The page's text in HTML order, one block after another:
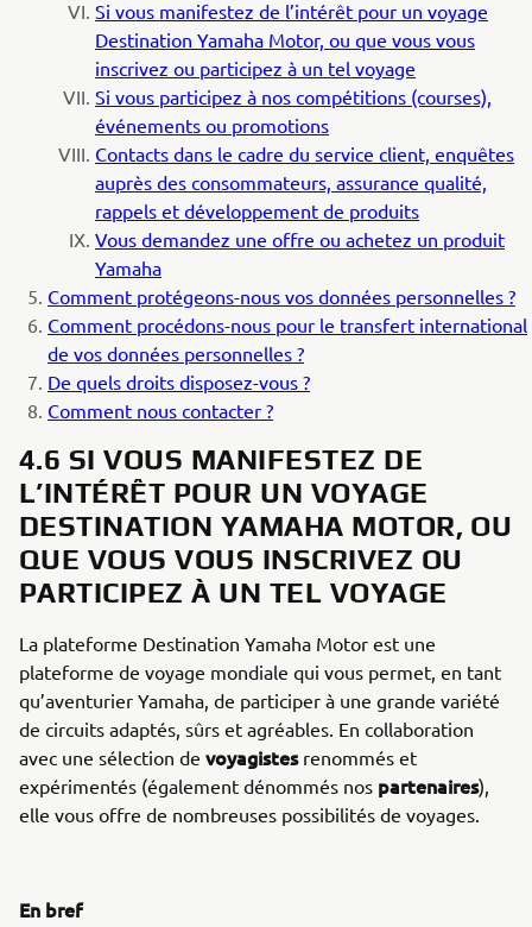
Si vous manifestez de l’intérêt pour un voyage
Destination Yamaha Motor, ou que vous vous
inscrivez ou participez à un tel voyage
Si vous participez à nos compétitions (courses),
événements ou promotions
Contacts dans le cadre du service client, enquêtes
auprès des consommateurs, assurance qualité,
rappels et développement de produits
Vous demandez une offre ou achetez un produit
Yamaha
Comment protégeons-nous vos données personnelles ?
Comment procédons-nous pour le transfert international
de vos données personnelles ?
De quels droits disposez-vous ?
Comment nous contacter ?
4.6 SI VOUS MANIFESTEZ DE
L’INTÉRÊT POUR UN VOYAGE
DESTINATION YAMAHA MOTOR, OU
QUE VOUS VOUS INSCRIVEZ OU
PARTICIPEZ À UN TEL VOYAGE
La plateforme Destination Yamaha Motor est une
plateforme de voyage mondiale qui vous permet, en tant
qu’aventurier Yamaha, de participer à une grande variété
de circuits adaptés, sûrs et agréables. En collaboration
avec une sélection de voyagistes renommés et
expérimentés (également dénommés nos partenaires),
elle vous offre de nombreuses possibilités de voyages.
En bref